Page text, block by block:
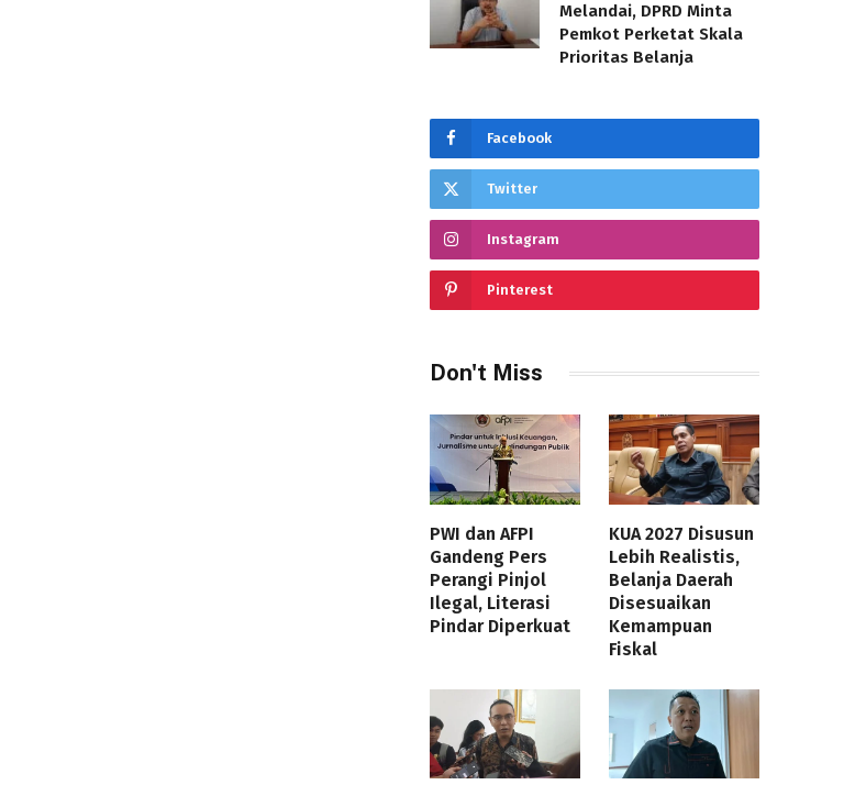
Melandai, DPRD Minta
Pemkot Perketat Skala
Prioritas Belanja
Facebook
Twitter
Instagram
Pinterest
Don't Miss
PWI dan AFPI
Gandeng Pers
Perangi Pinjol
Ilegal, Literasi
Pindar Diperkuat
KUA 2027 Disusun
Lebih Realistis,
Belanja Daerah
Disesuaikan
Kemampuan
Fiskal